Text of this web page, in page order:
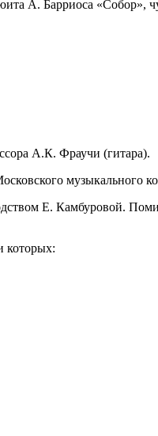
А. Барриоса
А.К. Фраучи (гитара).
музыкального
Е. Камбуровой.
которых: